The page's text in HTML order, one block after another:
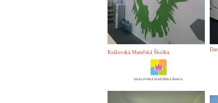
Královská Mateřská Školka D